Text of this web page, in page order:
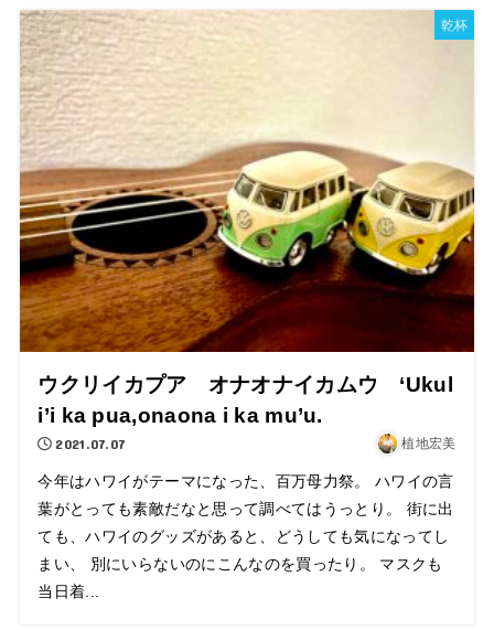
乾杯
ウクリイカプア オナオナイカムウ ‘Ukul
i’i ka pua,onaona i ka mu’u.
2021.07.07 植地宏美
今年はハワイがテーマになった、百万母力祭。 ハワイの言
葉がとっても素敵だなと思って調べてはうっとり。 街に出
ても、ハワイのグッズがあると、どうしても気になってし
まい、 別にいらないのにこんなのを買ったり。 マスクも
当日着...